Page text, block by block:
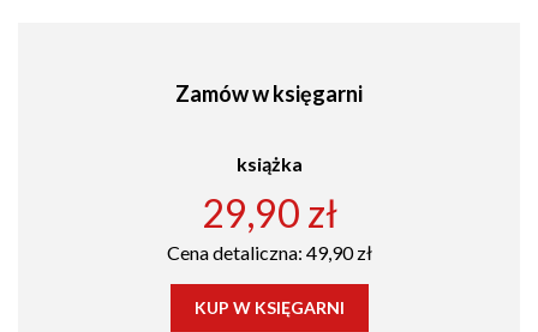
Zamów w księgarni
książka
29,90 zł
Cena detaliczna: 49,90 zł
KUP W KSIĘGARNI